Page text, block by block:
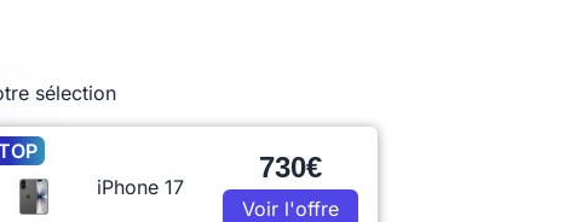
sélection
iPhone 17
730€
Voir l'offre